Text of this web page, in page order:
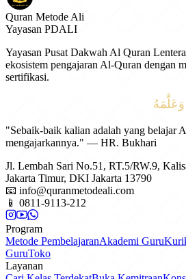
Quran Metode Ali
Yayasan PDALI
Yayasan Pusat Dakwah Al Quran
ekosistem pengajaran Al-Quran dengan
sertifikasi.
"Sebaik-baik kalian adalah yang belajar
mengajarkannya." — HR. Bukhari
Jl. Lembah Sari No.51, RT.5/RW.9,
Jakarta Timur, DKI Jakarta 13790
📧 info@quranmetodeali.com
📱 0811-9113-212
Program
Metode PembelajaranAkademi Guru
GuruToko
Layanan